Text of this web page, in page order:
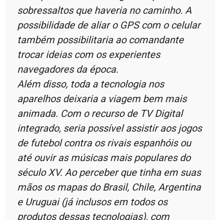
sobressaltos que haveria no caminho. A
possibilidade de aliar o GPS com o celular
também possibilitaria ao comandante
trocar ideias com os experientes
navegadores da época.
Além disso, toda a tecnologia nos
aparelhos deixaria a viagem bem mais
animada. Com o recurso de TV Digital
integrado, seria possível assistir aos jogos
de futebol contra os rivais espanhóis ou
até ouvir as músicas mais populares do
século XV. Ao perceber que tinha em suas
mãos os mapas do Brasil, Chile, Argentina
e Uruguai (já inclusos em todos os
produtos dessas tecnologias), com